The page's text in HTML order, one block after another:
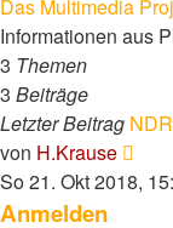
Das Multimedia
Informationen aus
3 Themen
3 Beiträge
Letzter Beitrag
von H.Krause
So 21. Okt 2018,
Anmelden